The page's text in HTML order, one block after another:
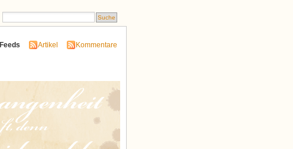
Feeds Artikel Kommentare